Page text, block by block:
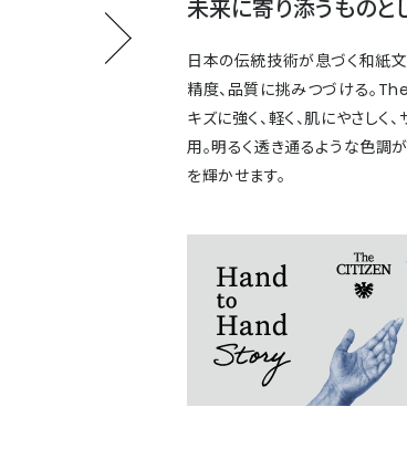
未来に寄り添うものと
日本の伝統技術が息づく和紙文
精度、品質に挑みつづける。
キズに強く、軽く、肌にやさし
用。明るく透き通るような色調
を輝かせます。